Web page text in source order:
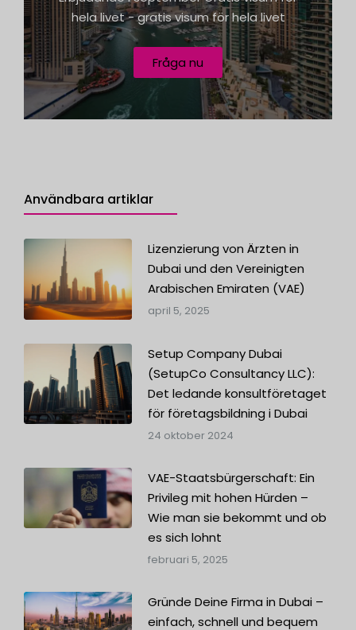
1
hela livet - gratis visum för hela livet
Fråga nu
Användbara artiklar
Lizenzierung von Ärzten in
Dubai und den Vereinigten
Arabischen Emiraten (VAE)
april 5, 2025
Setup Company Dubai
(SetupCo Consultancy LLC):
Det ledande konsultföretaget
för företagsbildning i Dubai
24 oktober 2024
VAE-Staatsbürgerschaft: Ein
Privileg mit hohen Hürden –
Wie man sie bekommt und ob
es sich lohnt
februari 5, 2025
Gründe Deine Firma in Dubai –
einfach, schnell und bequem